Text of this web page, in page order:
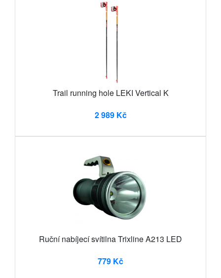
Trail running hole LEKI Vertical K
2 989 Kč
Ruční nabíjecí svítilna Trixline A213 LED
779 Kč